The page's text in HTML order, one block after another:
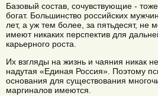
Базовый состав, сочувствующие -
богат. Большинство российских
лет, а уж тем более, за пятьдесят, не
имеют никаких перспектив для
карьерного роста.
Их взгляды на жизнь и чаяния никак
надутая «Единая Россия». Поэтому
основания для существования
маргиналов имеются.